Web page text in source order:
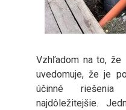
Vzhľadom na to,
uvedomuje, že je
účinné
najdôležitejšie.